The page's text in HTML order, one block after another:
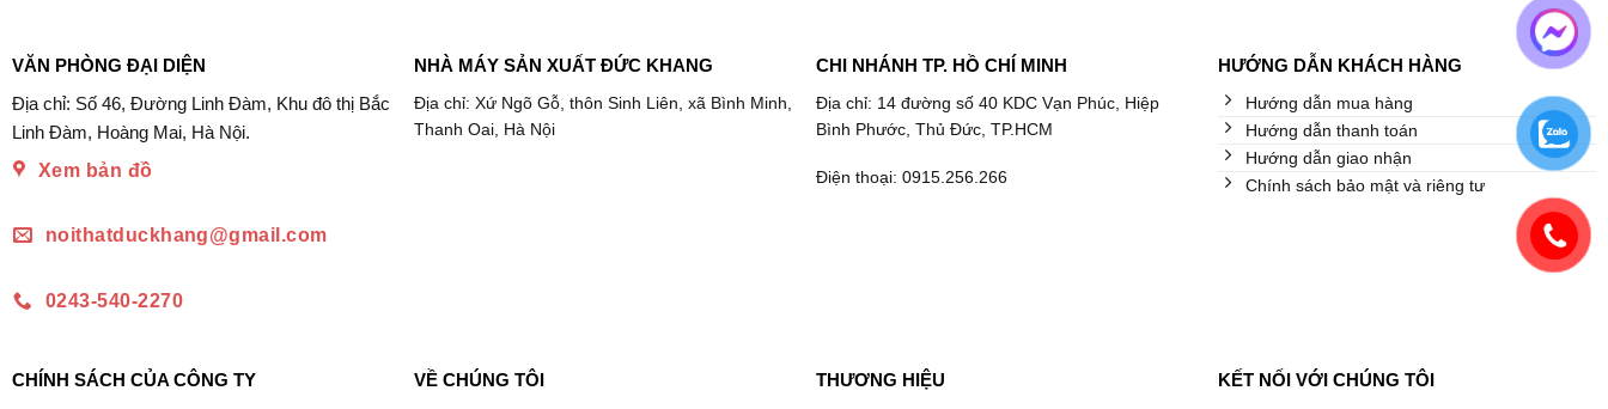
VĂN PHÒNG ĐẠI DIỆN
Địa chỉ: Số 46, Đường Linh Đàm, Khu đô thị Bắc
Linh Đàm, Hoàng Mai, Hà Nội.
Xem bản đồ
noithatduckhang@gmail.com
0243-540-2270
NHÀ MÁY SẢN XUẤT ĐỨC KHANG
Địa chỉ: Xứ Ngõ Gỗ, thôn Sinh Liên, xã Bình Minh,
Thanh Oai, Hà Nội
CHI NHÁNH TP. HỒ CHÍ MINH
Địa chỉ: 14 đường số 40 KDC Vạn Phúc, Hiệp
Bình Phước, Thủ Đức, TP.HCM
Điện thoại: 0915.256.266
HƯỚNG DẪN KHÁCH HÀNG
Hướng dẫn mua hàng
Hướng dẫn thanh toán
Hướng dẫn giao nhận
Chính sách bảo mật và riêng tư
CHÍNH SÁCH CỦA CÔNG TY VỀ CHÚNG TÔI THƯƠNG HIỆU KẾT NỐI VỚI CHÚNG TÔI